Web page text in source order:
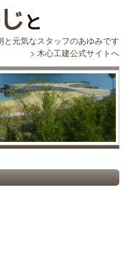
元気なスタッフのあゆみです
> 木心工建公式サイトへ